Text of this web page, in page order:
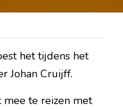
het tijdens het
Johan Cruijff.
te reizen met